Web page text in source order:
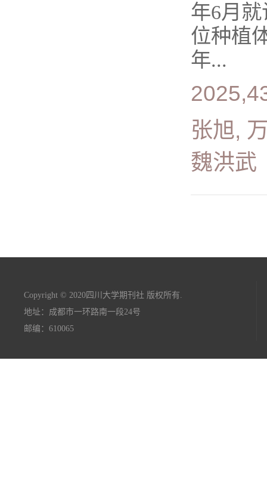
年6月
位种植
年...
张旭,
魏洪武
Copyright © 2020四川大学期刊社 版权所有.
地址：成都市一环路南一段24号
邮编：610065